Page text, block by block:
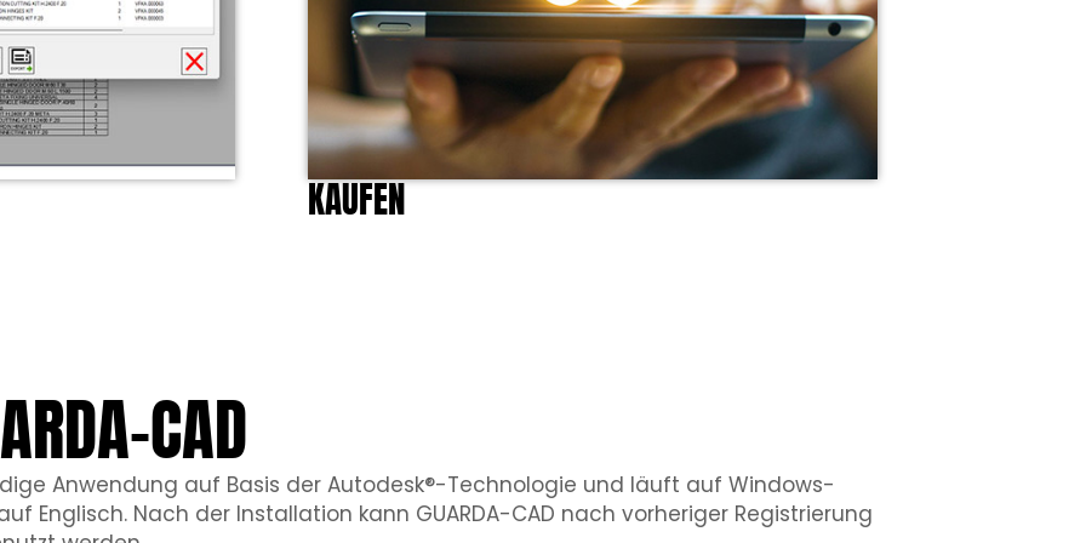
KAUFEN
CAD
Anwendung auf Basis der Autodesk®-Technologie und läuft auf Windows-
Englisch. Nach der Installation kann GUARDA-CAD nach vorheriger Registrierung